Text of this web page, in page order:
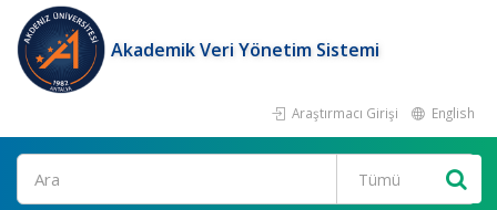
Akademik Veri Yönetim Sistemi
Araştırmacı Girişi English
Ara